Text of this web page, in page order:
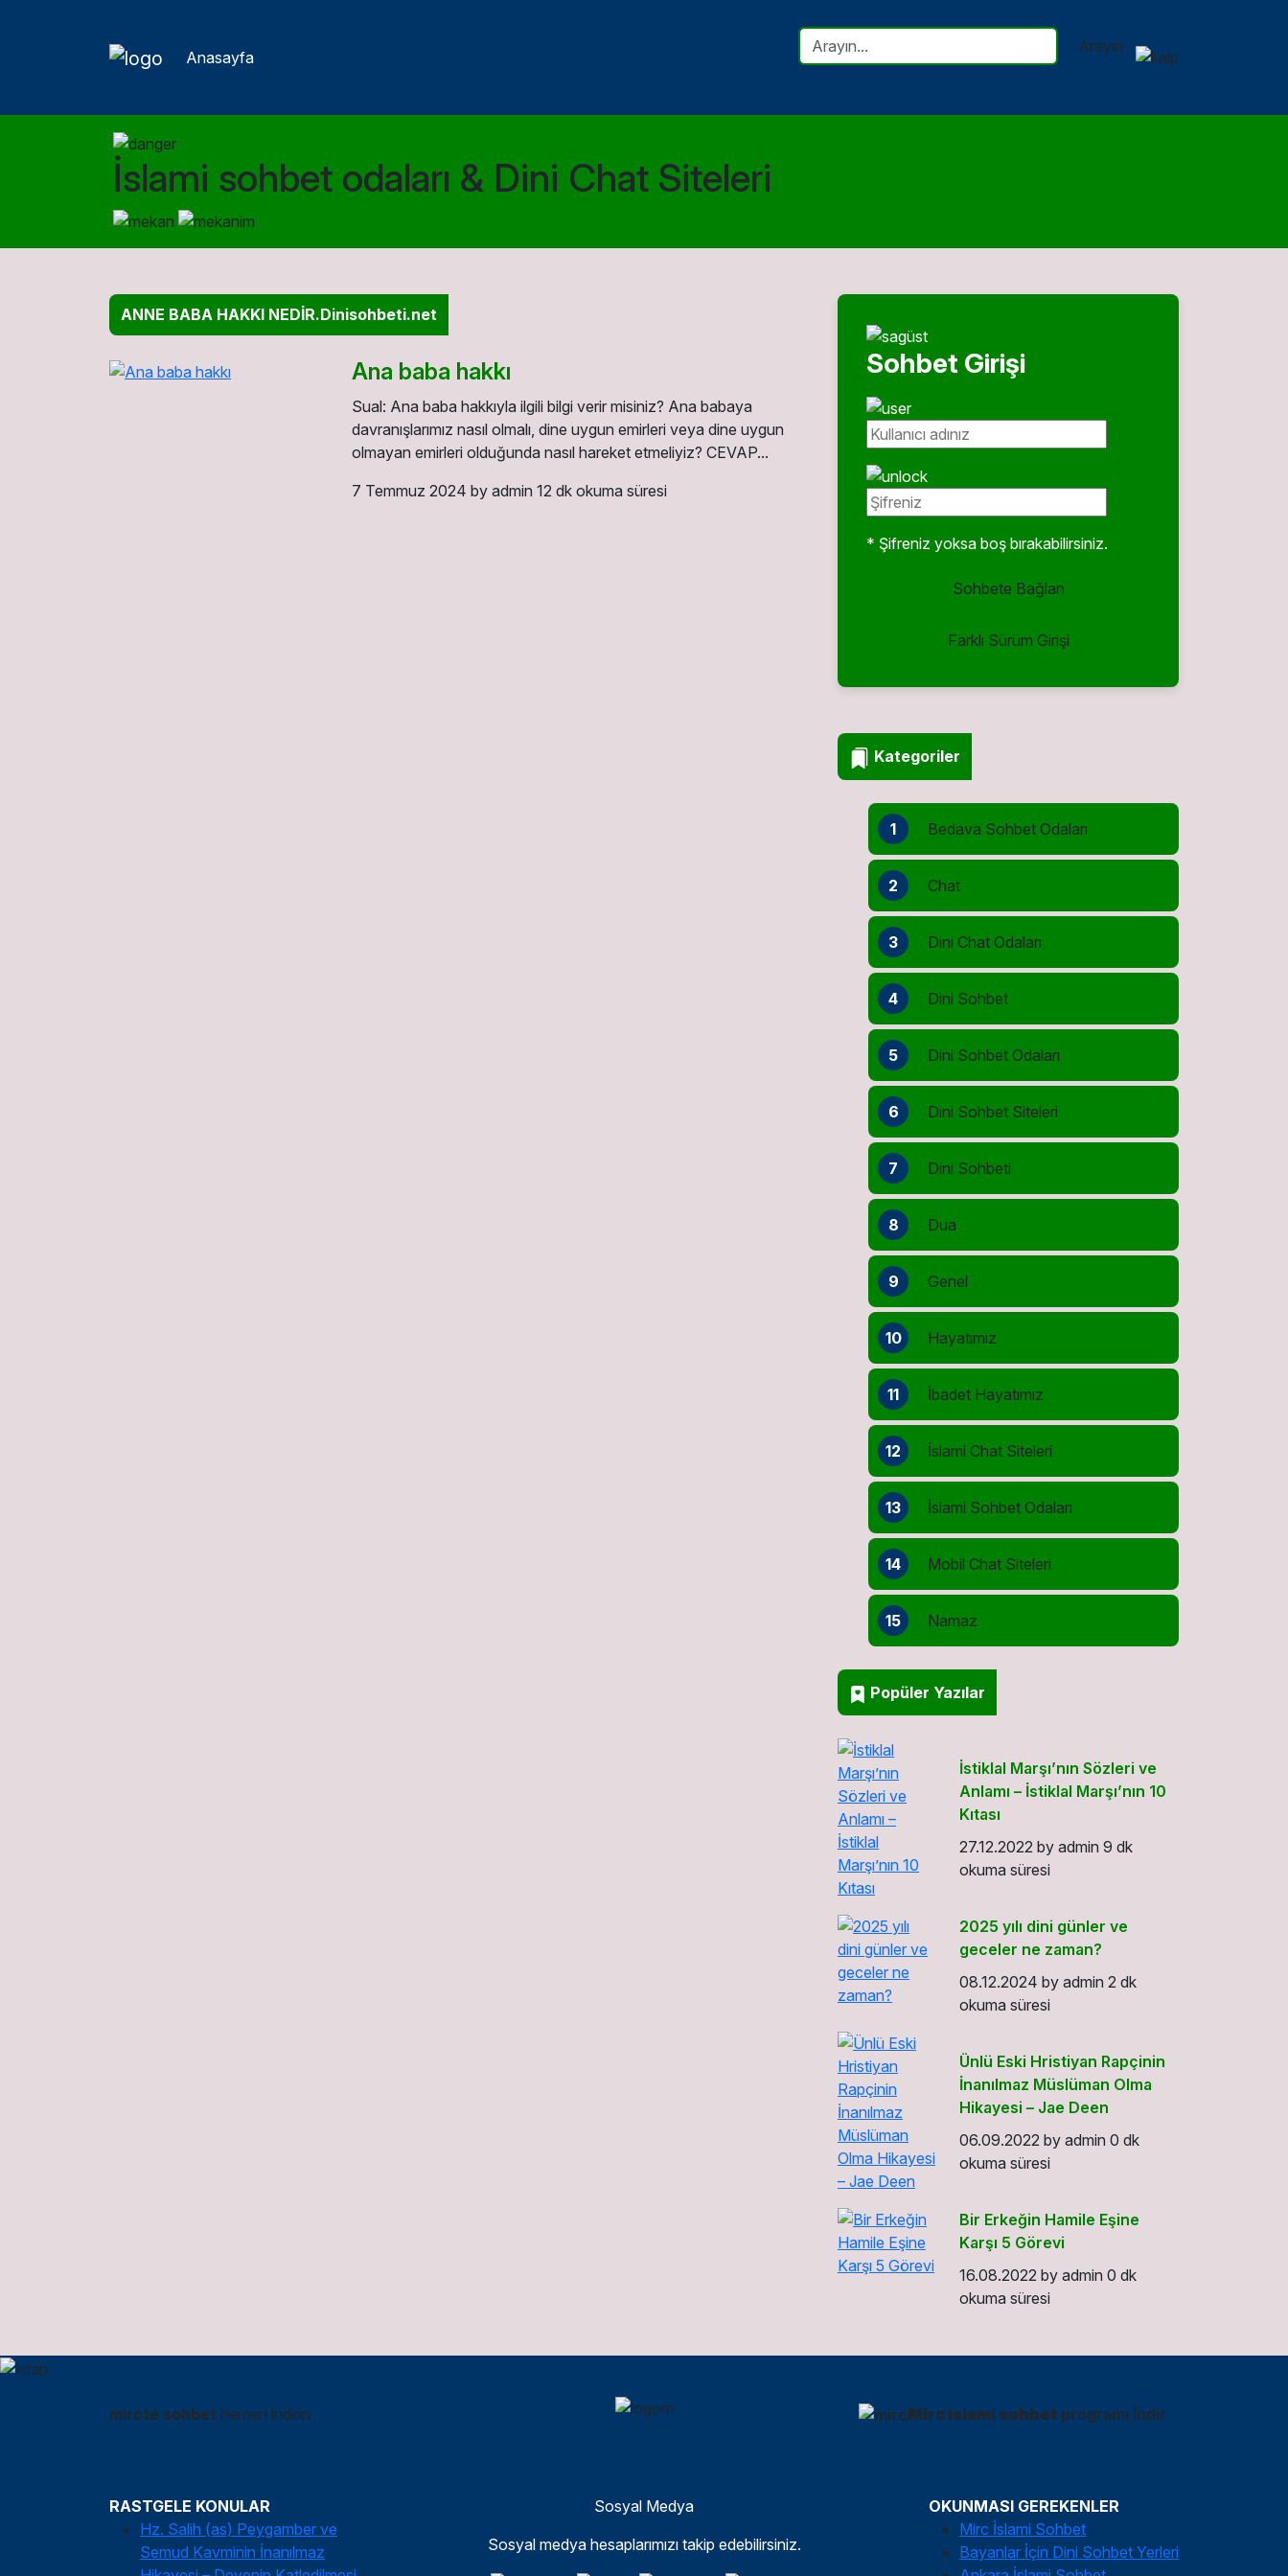
Anasayfa
Arayın
İslami sohbet odaları & Dini Chat Siteleri
ANNE BABA HAKKI NEDİR.Dinisohbeti.net
Ana baba hakkı
Sual: Ana baba hakkıyla ilgili bilgi verir misiniz? Ana babaya
davranışlarımız nasıl olmalı, dine uygun emirleri veya dine uygun
olmayan emirleri olduğunda nasıl hareket etmeliyiz? CEVAP...
7 Temmuz 2024 by admin 12 dk okuma süresi
Sohbet Girişi
* Şifreniz yoksa boş bırakabilirsiniz.
Sohbete Bağlan
Farklı Sürüm Girişi
Kategoriler
1 Bedava Sohbet Odaları
2 Chat
3 Dini Chat Odaları
4 Dini Sohbet
5 Dini Sohbet Odaları
6 Dini Sohbet Siteleri
7 Dini Sohbeti
8 Dua
9 Genel
10 Hayatımız
11 İbadet Hayatımız
12 İslami Chat Siteleri
13 İslami Sohbet Odaları
14 Mobil Chat Siteleri
15 Namaz
Popüler Yazılar
İstiklal Marşı’nın Sözleri ve
Anlamı – İstiklal Marşı’nın 10
Kıtası
27.12.2022 by admin 9 dk
okuma süresi
2025 yılı dini günler ve
geceler ne zaman?
08.12.2024 by admin 2 dk
okuma süresi
Ünlü Eski Hristiyan Rapçinin
İnanılmaz Müslüman Olma
Hikayesi – Jae Deen
06.09.2022 by admin 0 dk
okuma süresi
Bir Erkeğin Hamile Eşine
Karşı 5 Görevi
16.08.2022 by admin 0 dk
okuma süresi
mircte sohbet hemen indirin Mirc islami sohbet programı İndir
RASTGELE KONULAR
Hz. Salih (as) Peygamber ve
Semud Kavminin İnanılmaz
Sosyal Medya
Sosyal medya hesaplarımızı takip edebilirsiniz.
OKUNMASI GEREKENLER
Mirc İslami Sohbet
Bayanlar İçin Dini Sohbet Yerleri